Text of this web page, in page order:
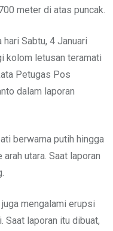
meter di atas puncak.
hari Sabtu, 4 Januari
kolom letusan teramati
Petugas Pos
dalam laporan
berwarna putih hingga
utara. Saat laporan
mengalami erupsi
Saat laporan itu dibuat,